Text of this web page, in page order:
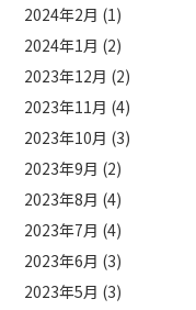
2024年2月 (1)
2024年1月 (2)
2023年12月 (2)
2023年11月 (4)
2023年10月 (3)
2023年9月 (2)
2023年8月 (4)
2023年7月 (4)
2023年6月 (3)
2023年5月 (3)